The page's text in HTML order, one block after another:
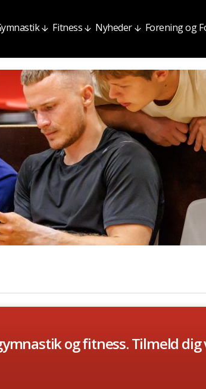
Fitness Nyheder Forening og
og fitness. Tilmeld